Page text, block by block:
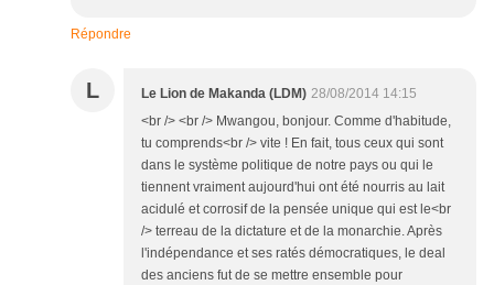
Répondre
L Le Lion de Makanda (LDM) 28/08/2014 14:15
<br /> <br /> Mwangou, bonjour. Comme d'habitude,
tu comprends<br /> vite ! En fait, tous ceux qui sont
dans le système politique de notre pays ou qui le
tiennent vraiment aujourd'hui ont été nourris au lait
acidulé et corrosif de la pensée unique qui est le<br
/> terreau de la dictature et de la monarchie. Après
l'indépendance et ses ratés démocratiques, le deal
des anciens fut de se mettre ensemble pour